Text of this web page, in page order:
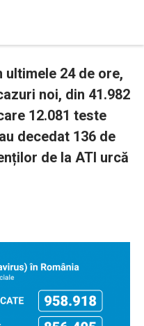
ultimele 24 de ore,
noi, din 41.982
12.081 teste
decedat 136 de
de la ATI urcă